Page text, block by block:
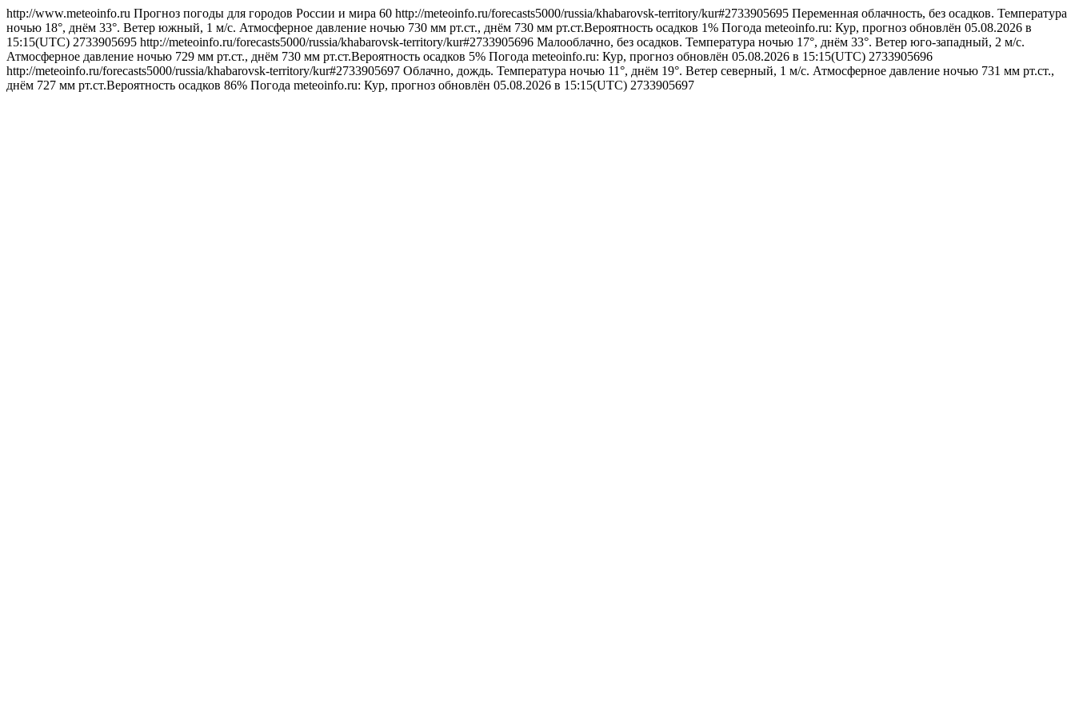
http://www.meteoinfo.ru Прогноз погоды для городов России и мира 60 http://meteoinfo.ru/forecasts5000/russia/khabarovsk-territory/kur#2733905695 Переменная облачность, без осадков. Температура
ночью 18°, днём 33°. Ветер южный, 1 м/с. Атмосферное давление ночью 730 мм рт.ст., днём 730 мм рт.ст.Вероятность осадков 1% Погода meteoinfo.ru: Кур, прогноз обновлён 05.08.2026 в
15:15(UTC) 2733905695 http://meteoinfo.ru/forecasts5000/russia/khabarovsk-territory/kur#2733905696 Малооблачно, без осадков. Температура ночью 17°, днём 33°. Ветер юго-западный, 2 м/с.
Атмосферное давление ночью 729 мм рт.ст., днём 730 мм рт.ст.Вероятность осадков 5% Погода meteoinfo.ru: Кур, прогноз обновлён 05.08.2026 в 15:15(UTC) 2733905696
http://meteoinfo.ru/forecasts5000/russia/khabarovsk-territory/kur#2733905697 Облачно, дождь. Температура ночью 11°, днём 19°. Ветер северный, 1 м/с. Атмосферное давление ночью 731 мм рт.ст.,
днём 727 мм рт.ст.Вероятность осадков 86% Погода meteoinfo.ru: Кур, прогноз обновлён 05.08.2026 в 15:15(UTC) 2733905697